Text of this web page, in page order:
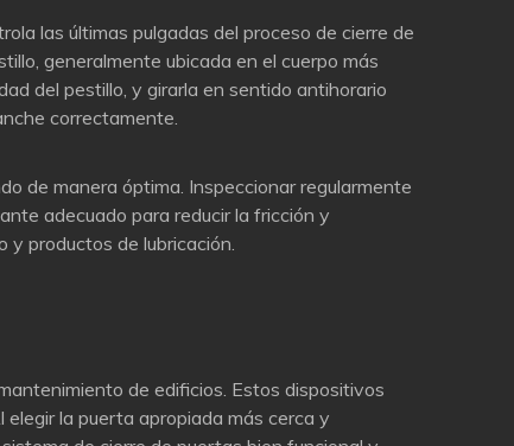
las últimas pulgadas del proceso de cierre de
generalmente ubicada en el cuerpo más
del pestillo, y girarla en sentido antihorario
correctamente.
de manera óptima. Inspeccionar regularmente
adecuado para reducir la fricción y
productos de lubricación.
de edificios. Estos dispositivos
la puerta apropiada más cerca y